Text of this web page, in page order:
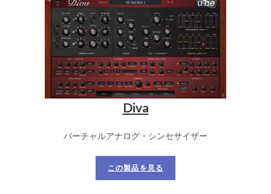
Diva
バーチャルアナログ・シンセサイザー
この製品を見る